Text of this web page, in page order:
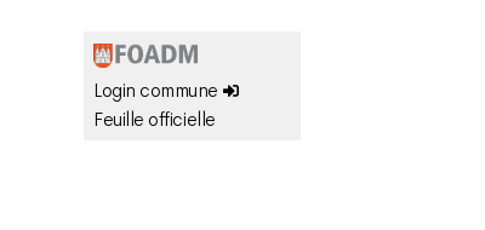
Login commune
Feuille officielle